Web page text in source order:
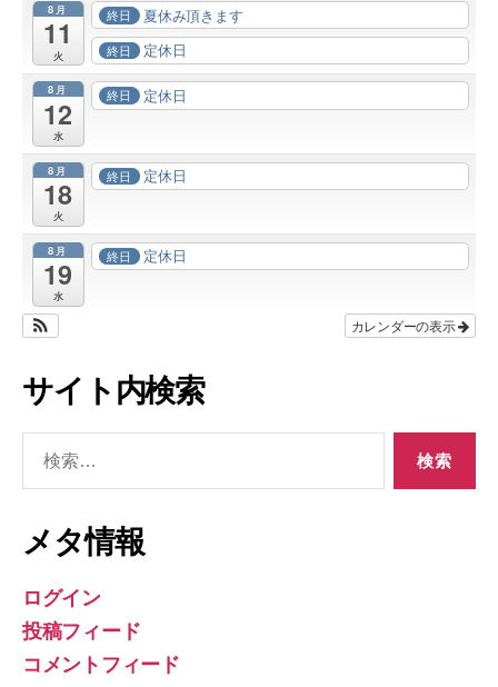
8月
11
火
終日 夏休み頂きます
終日 定休日
8月
12
水
終日 定休日
8月
18
火
終日 定休日
8月
19
水
終日 定休日
カレンダーの表示
サイト内検索
メタ情報
ログイン
投稿フィード
コメントフィード